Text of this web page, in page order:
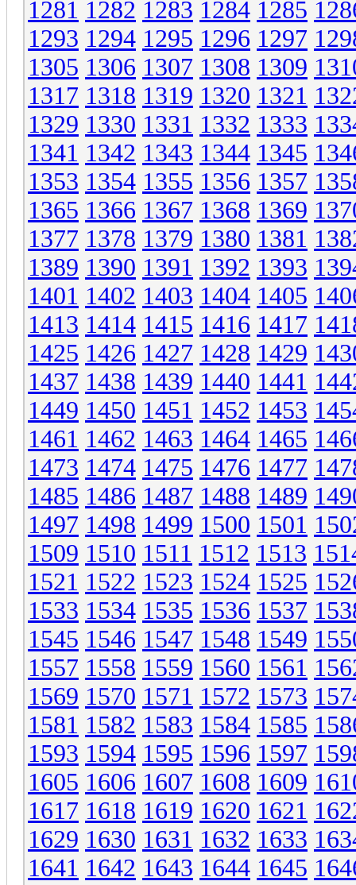
1281 1282 1283 1284 1285
1293 1294 1295 1296 1297
1305 1306 1307 1308 1309
1317 1318 1319 1320 1321
1329 1330 1331 1332 1333
1341 1342 1343 1344 1345
1353 1354 1355 1356 1357
1365 1366 1367 1368 1369
1377 1378 1379 1380 1381
1389 1390 1391 1392 1393
1401 1402 1403 1404 1405
1413 1414 1415 1416 1417
1425 1426 1427 1428 1429
1437 1438 1439 1440 1441
1449 1450 1451 1452 1453
1461 1462 1463 1464 1465
1473 1474 1475 1476 1477
1485 1486 1487 1488 1489
1497 1498 1499 1500 1501
1509 1510 1511 1512 1513
1521 1522 1523 1524 1525
1533 1534 1535 1536 1537
1545 1546 1547 1548 1549
1557 1558 1559 1560 1561
1569 1570 1571 1572 1573
1581 1582 1583 1584 1585
1593 1594 1595 1596 1597
1605 1606 1607 1608 1609
1617 1618 1619 1620 1621
1629 1630 1631 1632 1633
1641 1642 1643 1644 1645